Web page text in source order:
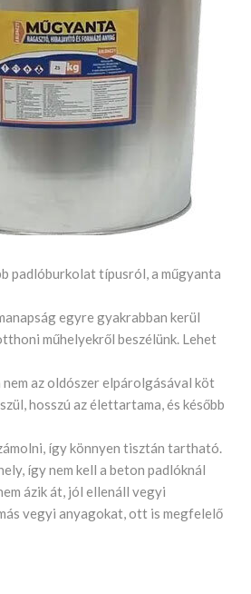
padlóburkolat típusról, a műgyanta
egyre gyakrabban kerül
műhelyekről beszélünk. Lehet
az oldószer elpárolgásával köt
hosszú az élettartama, és később
így könnyen tisztán tartható.
így nem kell a beton padlóknál
ázik át, jól ellenáll vegyi
vegyi anyagokat, ott is megfelelő